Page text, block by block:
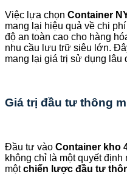
Việc lựa chọn Container
mang lại hiệu quả về chi
độ an toàn cao cho hàng
nhu cầu lưu trữ siêu lớn.
mang lại giá trị sử dụng lâu
Giá trị đầu tư thông
Đầu tư vào Container kho
không chỉ là một quyết
mộtchiến lược đầu tư